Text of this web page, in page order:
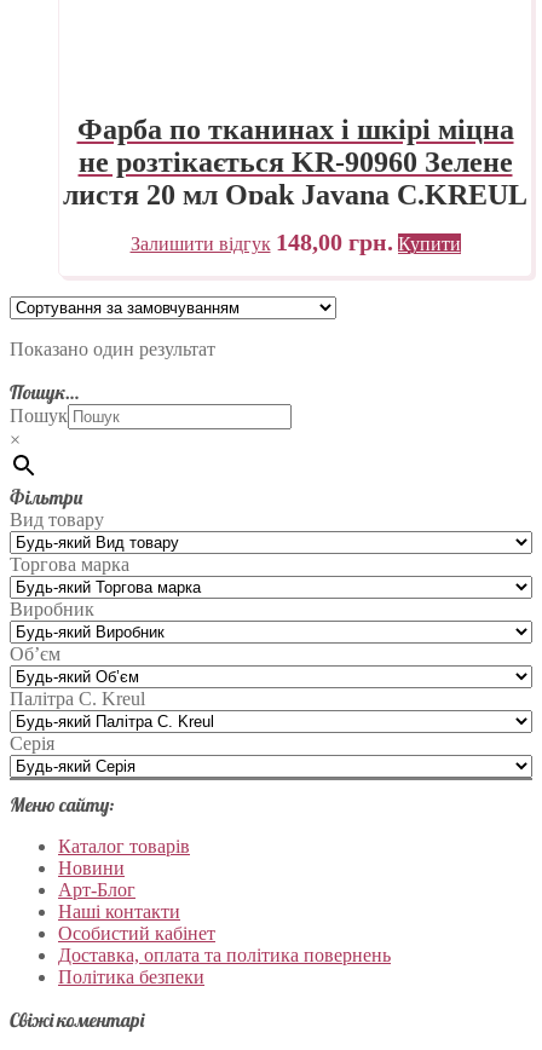
Фарба по тканинах і шкірі міцна
не розтікається KR-90960 Зелене
листя 20 мл Opak Javana C.KREUL
Залишити відгук 148,00 грн. Купити
Показано один результат
Пошук…
Пошук
×
Фільтри
Вид товару
Торгова марка
Виробник
Об’єм
Палітра C. Kreul
Серія
Меню сайту:
Каталог товарів
Новини
Арт-Блог
Наші контакти
Особистий кабінет
Доставка, оплата та політика повернень
Політика безпеки
Свіжі коментарі